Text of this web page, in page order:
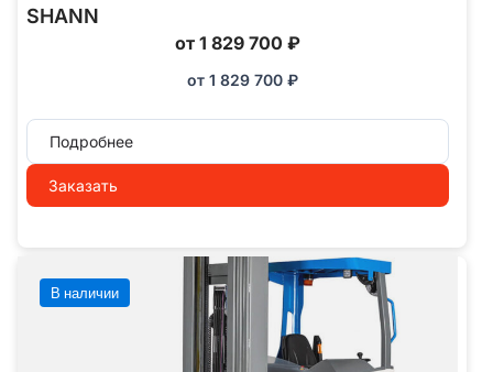
SHANN
от 1 829 700 ₽
от 1 829 700 ₽
Подробнее
Заказать
В наличии